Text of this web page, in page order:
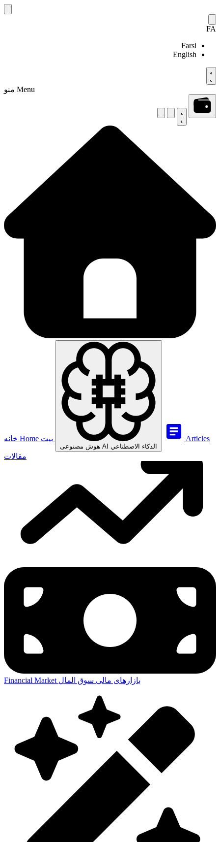
Skip
to
FA
Farsi
English
منو Menu
Home
هوش مصنوعی AI الذكاء الاصطناعي
Articles
مقالات
Financial Market بازارهای مالی سوق المال